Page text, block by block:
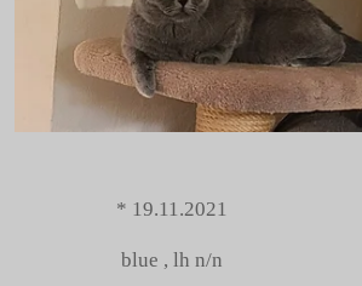
* 19.11.2021
blue , lh n/n